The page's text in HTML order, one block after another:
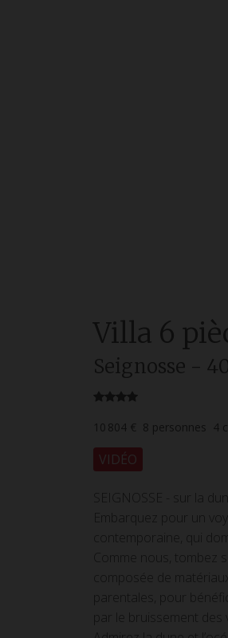
Villa 6
Seignosse -
10 804 € 8 personnes 4
VIDÉO
SEIGNOSSE - sur la
Embarquez pour un
contemporaine, qui
Comme nous, tombez
composée de
parentales, pour
par le bruissement des